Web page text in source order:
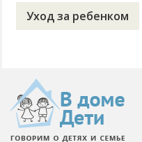
Уход за ребенком